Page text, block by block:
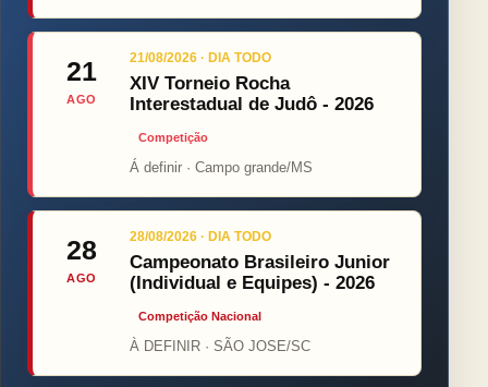
21
AGO
21/08/2026 · DIA TODO
XIV Torneio Rocha
Interestadual de Judô - 2026
Competição
Á definir · Campo grande/MS
28
AGO
28/08/2026 · DIA TODO
Campeonato Brasileiro Junior
(Individual e Equipes) - 2026
Competição Nacional
À DEFINIR · SÃO JOSE/SC